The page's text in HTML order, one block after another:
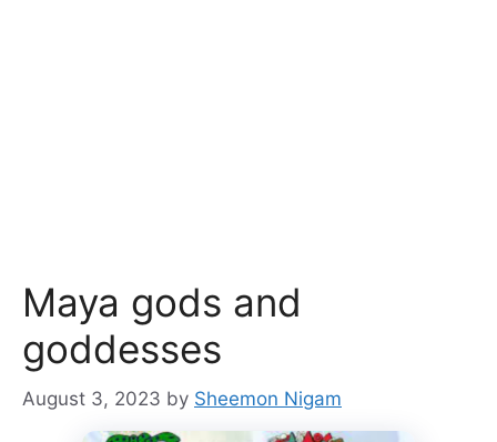
Maya gods and
goddesses
August 3, 2023 by Sheemon Nigam